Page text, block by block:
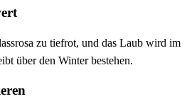
zu tiefrot, und das Laub wird im
über den Winter bestehen.